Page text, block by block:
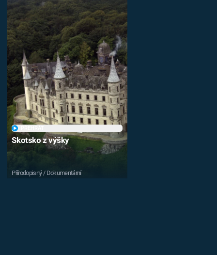
Skotsko z výšky
Přírodopisný / Dokumentární